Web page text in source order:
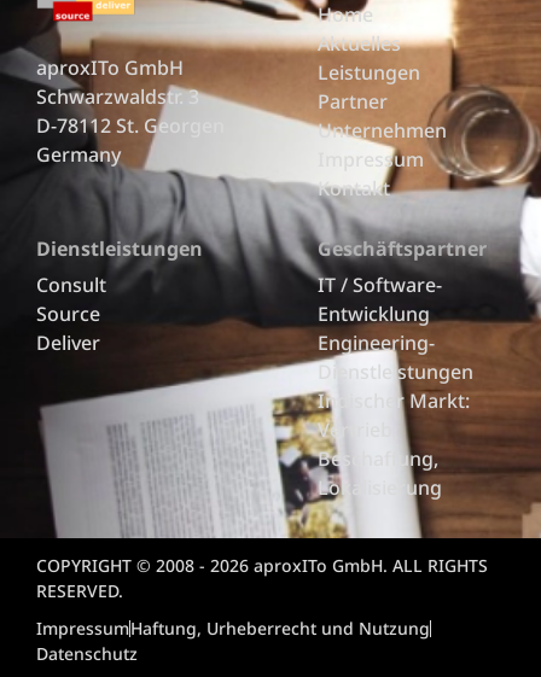
aproxITo GmbH
Schwarzwaldstr. 3
D-78112 St. Georgen
Germany
Home
Aktuelles
Leistungen
Partner
Unternehmen
Impressum
Kontakt
Dienstleistungen
Consult
Source
Deliver
Geschäftspartner
IT / Software-
Entwicklung
Engineering-
Dienstleistungen
Indischer Markt:
Vertrieb,
Beschaffung,
Lokalisierung
COPYRIGHT © 2008 - 2026 aproxITo GmbH. ALL RIGHTS
RESERVED.
ImpressumHaftung, Urheberrecht und Nutzung
Datenschutz